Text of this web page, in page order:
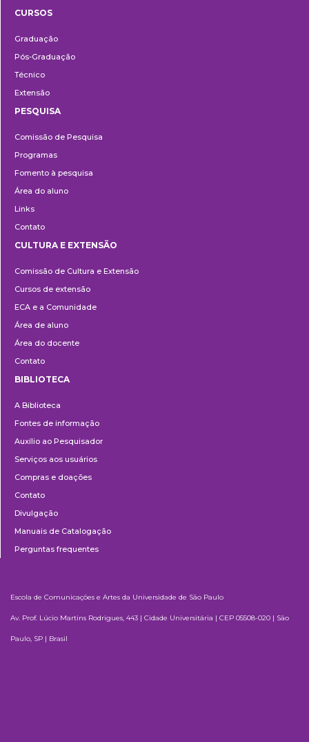
CURSOS
Graduação
Pós-Graduação
Técnico
Extensão
PESQUISA
Comissão de Pesquisa
Programas
Fomento à pesquisa
Área do aluno
Links
Contato
e
Extensão
CULTURA E EXTENSÃO
Comissão de Cultura e Extensão
Cursos de extensão
ECA e a Comunidade
Área de aluno
Área do docente
Contato
BIBLIOTECA
A Biblioteca
Fontes de informação
Auxílio ao Pesquisador
Serviços aos usuários
Compras e doações
Contato
Divulgação
Manuais de Catalogação
Perguntas frequentes
Escola de Comunicações e Artes da Universidade de São Paulo
Av. Prof. Lúcio Martins Rodrigues, 443 | Cidade Universitária | CEP 05508-020 | São
Paulo, SP | Brasil